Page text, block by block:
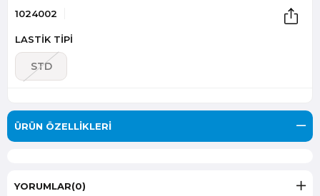
1024002
LASTİK TİPİ
STD
ÜRÜN ÖZELLIKLERI
YORUMLAR(0)